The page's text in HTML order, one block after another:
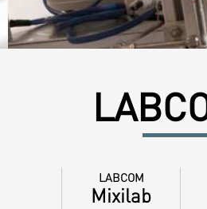
LABCOM
Mixilab